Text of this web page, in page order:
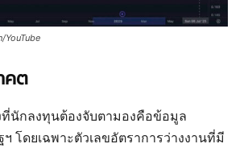
YouTube
คต
ที่นักลงทุนต้องจับตามองคือข้อมูล
โดยเฉพาะตัวเลขอัตราการว่างงานที่มี